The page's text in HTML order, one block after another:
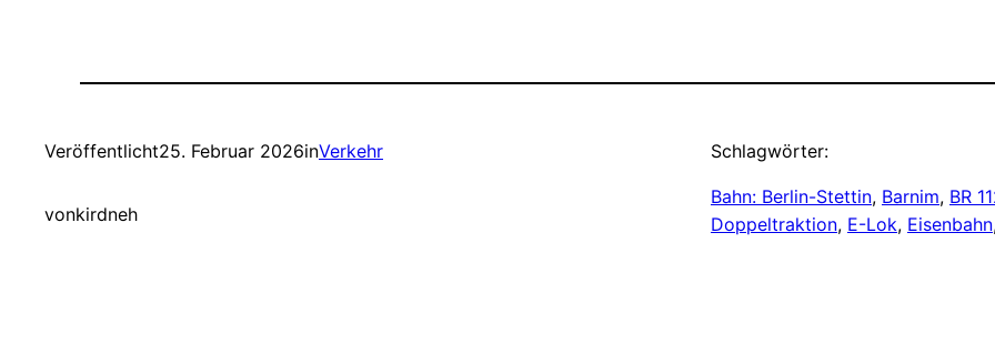
Veröffentlicht25. Februar 2026inVerkehr
vonkirdneh
Schlagwörter:
Bahn: Berlin-Stettin, Barnim, BR
Doppeltraktion, E-Lok, Eisenbahn